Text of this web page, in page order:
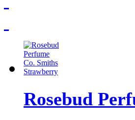
Rosebud